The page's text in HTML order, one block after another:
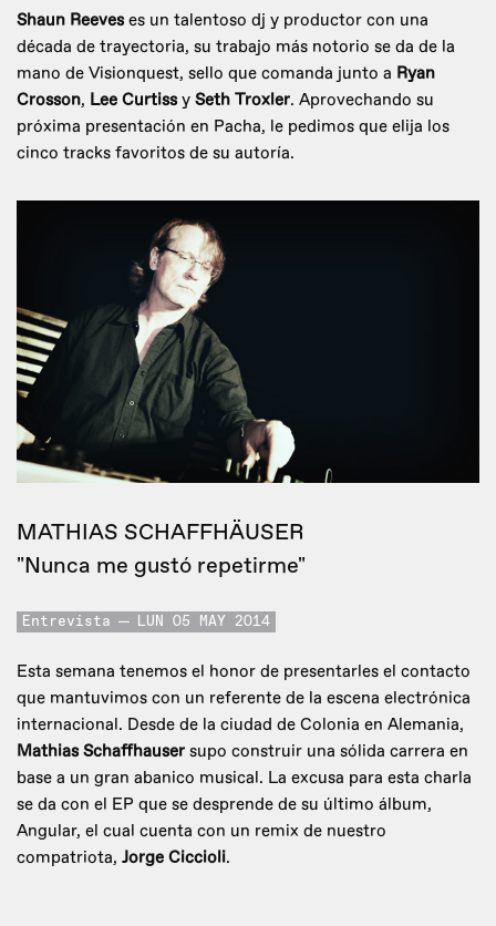
Shaun Reeveses un talentoso dj y productor con una
década de trayectoria, su trabajo más notorio se da de la
mano de Visionquest, sello que comanda junto a Ryan
Crosson, Lee Curtissy Seth Troxler. Aprovechando su
próxima presentación en Pacha, le pedimos que elija los
cinco tracks favoritos de su autoría.
MATHIAS SCHAFFHÄUSER
"Nunca me gustó repetirme"
Entrevista LUN 05 MAY 2014
Esta semana tenemos el honor de presentarles el contacto
que mantuvimos con un referente de la escena electrónica
internacional. Desde de la ciudad de Colonia en Alemania,
Mathias Schaffhauser supo construir una sólida carrera en
base a un gran abanico musical. La excusa para esta charla
se da con el EP que se desprende de su último álbum,
Angular, el cual cuenta con un remix de nuestro
compatriota, Jorge Ciccioli.